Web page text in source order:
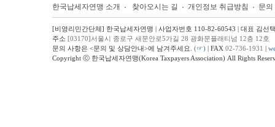
한국납세자연맹 소개 찾아오시는 길 개인정보 취급방침 문
[비영리민간단체] 한국납세자연맹 | 사업자번호 110-82-60543 | 대표 김선
주소 [03170]서울시 종로구 새문안로5가길 28 광화문플래티넘 12층 12호
문의 사항은 <문의 및 상담안내>에 남겨주세요. (☞) | FAX 02-736-1931 |
Copyright ⓒ 한국납세자연맹(Korea Taxpayers Association) All Rights